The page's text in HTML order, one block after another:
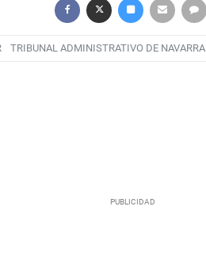
TRIBUNAL ADMINISTRATIVO DE NAVARRA